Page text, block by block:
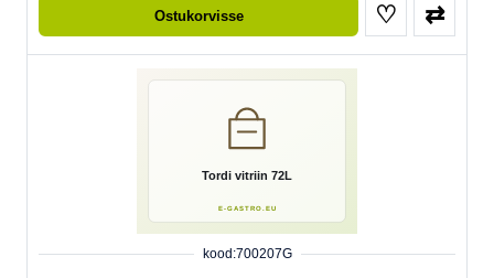
Ostukorvisse ♡ ⇄
kood:700207G